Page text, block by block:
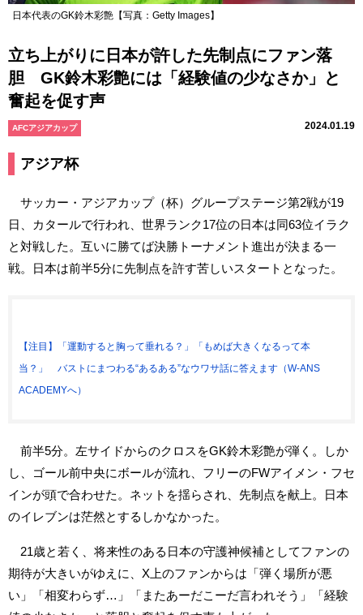
日本代表のGK鈴木彩艶【写真：Getty Images】
立ち上がりに日本が許した先制点にファン落
胆 GK鈴木彩艶には「経験値の少なさか」と
奮起を促す声
AFCアジアカップ 2024.01.19
アジア杯
サッカー・アジアカップ（杯）グループステージ第2戦が19
日、カタールで行われ、世界ランク17位の日本は同63位イラク
と対戦した。互いに勝てば決勝トーナメント進出が決まる一
戦。日本は前半5分に先制点を許す苦しいスタートとなった。
【注目】「運動すると胸って垂れる？」「もめば大きくなるって本
当？」 バストにまつわる“あるある”なウワサ話に答えます（W-ANS
ACADEMYへ）
前半5分。左サイドからのクロスをGK鈴木彩艶が弾く。しか
し、ゴール前中央にボールが流れ、フリーのFWアイメン・フセ
インが頭で合わせた。ネットを揺らされ、先制点を献上。日本
のイレブンは茫然とするしかなかった。
21歳と若く、将来性のある日本の守護神候補としてファンの
期待が大きいがゆえに、X上のファンからは「弾く場所が悪
い」「相変わらず…」「またあーだこーだ言われそう」「経験